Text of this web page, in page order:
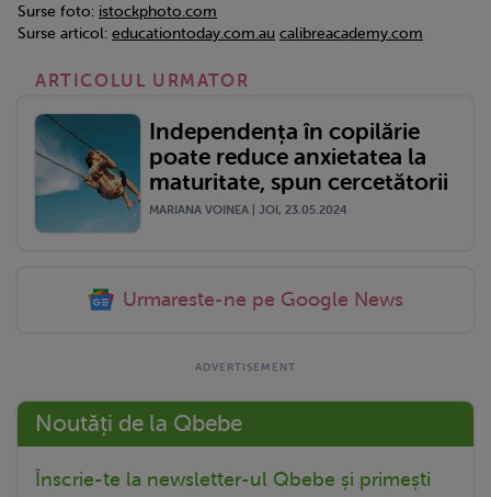
Surse foto: istockphoto.com
Surse articol: educationtoday.com.au calibreacademy.com
ARTICOLUL URMATOR
Independența în copilărie
poate reduce anxietatea la
maturitate, spun cercetătorii
MARIANA VOINEA | JOI, 23.05.2024
Urmareste-ne pe Google News
Noutăți de la Qbebe
Înscrie-te la newsletter-ul Qbebe și primești